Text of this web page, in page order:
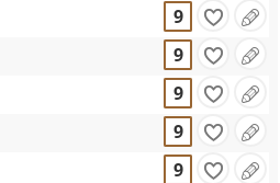
9
9
9
9
9